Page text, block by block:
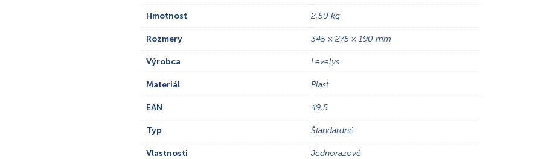
Hmotnosť 2,50 kg
Rozmery 345 × 275 × 190 mm
Výrobca Levelys
Materiál Plast
EAN 49,5
Typ Štandardné
Vlastnosti Jednorazové